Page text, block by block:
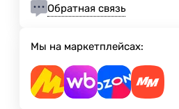
Обратная связь
Мы на маркетплейсах: